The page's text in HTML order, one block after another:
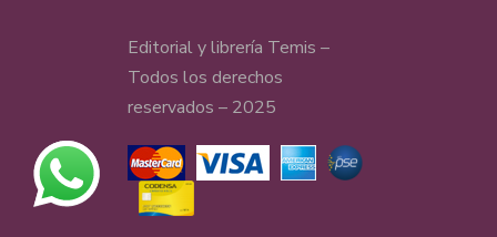
Editorial y librería Temis –
Todos los derechos
reservados – 2025